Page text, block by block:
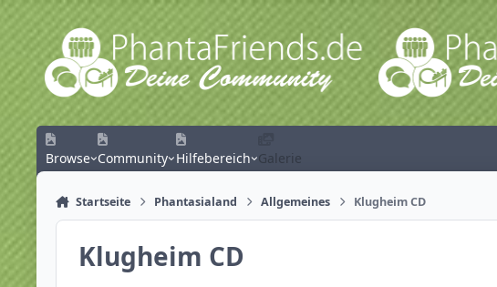
Zum Inhalt springen
Browse Community Hilfebereich Galerie
Startseite Phantasialand Allgemeines Klugheim CD
Klugheim CD